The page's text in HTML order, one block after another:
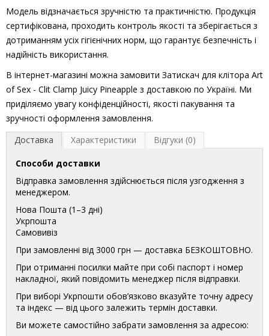
Модель відзначається зручністю та практичністю. Продукція
сертифікована, проходить контроль якості та зберігається з
дотриманням усіх гігієнічних норм, що гарантує безпечність і
надійність використання.
В інтернет-магазині можна замовити Затискач для клітора Art
of Sex - Clit Clamp Juicy Pineapple з доставкою по Україні. Ми
приділяємо увагу конфіденційності, якості пакування та
зручності оформлення замовлення.
Доставка
Характеристики Відгуки (0)
Способи доставки
Відправка замовлення здійснюється після узгодження з
менеджером.
Нова Пошта (1–3 дні)
Укрпошта
Самовивіз
При замовленні від 3000 грн — доставка БЕЗКОШТОВНО.
При отриманні посилки майте при собі паспорт і номер
накладної, який повідомить менеджер після відправки.
При виборі Укрпошти обов’язково вказуйте точну адресу
та індекс — від цього залежить термін доставки.
Ви можете самостійно забрати замовлення за адресою: